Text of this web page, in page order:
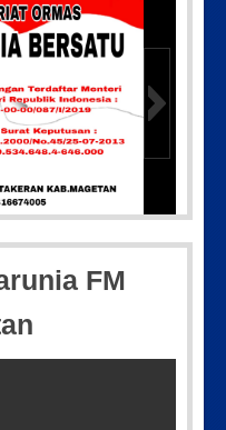
35-604
FM